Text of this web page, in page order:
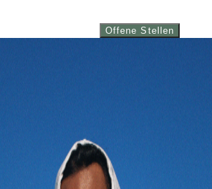
Offene Stellen